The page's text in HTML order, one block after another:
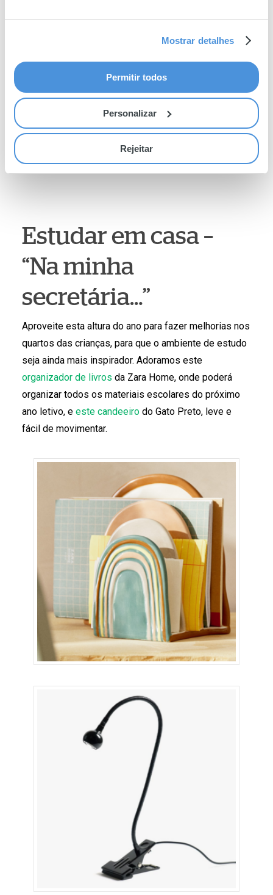
Mostrar detalhes
Permitir todos
Personalizar
Rejeitar
Estudar em casa –
“Na minha
secretária…”
Aproveite esta altura do ano para fazer melhorias nos
quartos das crianças, para que o ambiente de estudo
seja ainda mais inspirador. Adoramos este
organizador de livros da Zara Home, onde poderá
organizar todos os materiais escolares do próximo
ano letivo, e este candeeirodo Gato Preto, leve e
fácil de movimentar.